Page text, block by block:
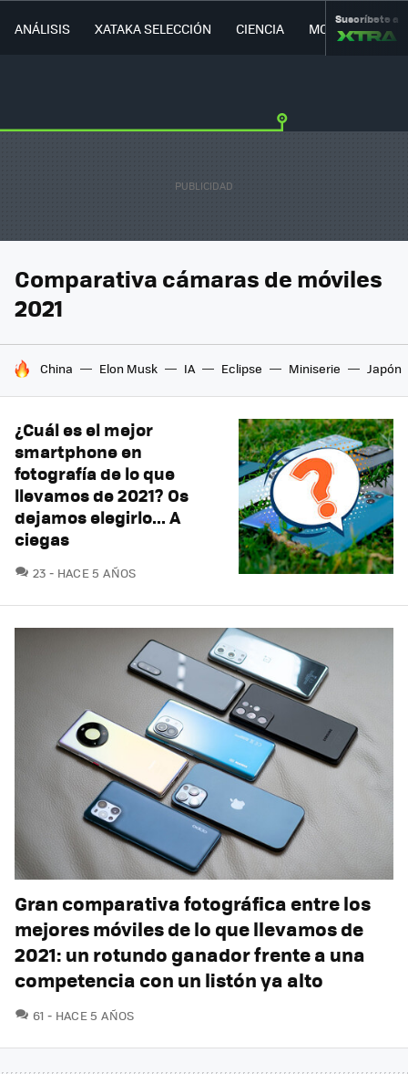
ANÁLISIS XATAKA SELECCIÓN CIENCIA MOVILIDAD
Suscríbete a
Comparativa cámaras de móviles
2021
HOY SE HABLA DE
China Elon Musk IA Eclipse Miniserie Japón
¿Cuál es el mejor
smartphone en
fotografía de lo que
llevamos de 2021? Os
dejamos elegirlo... A
ciegas
23 COMENTARIOS
HACE 5 AÑOS
Gran comparativa fotográfica entre los
mejores móviles de lo que llevamos de
2021: un rotundo ganador frente a una
competencia con un listón ya alto
61 COMENTARIOS
HACE 5 AÑOS